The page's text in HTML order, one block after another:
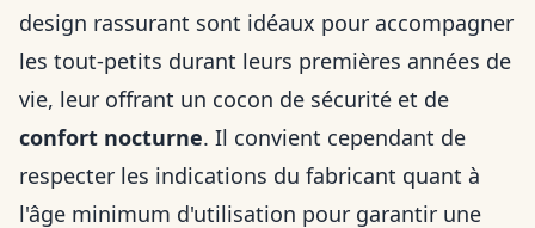
design rassurant sont idéaux pour accompagner
les tout-petits durant leurs premières années de
vie, leur offrant un cocon de sécurité et de
confort nocturne. Il convient cependant de
respecter les indications du fabricant quant à
l'âge minimum d'utilisation pour garantir une